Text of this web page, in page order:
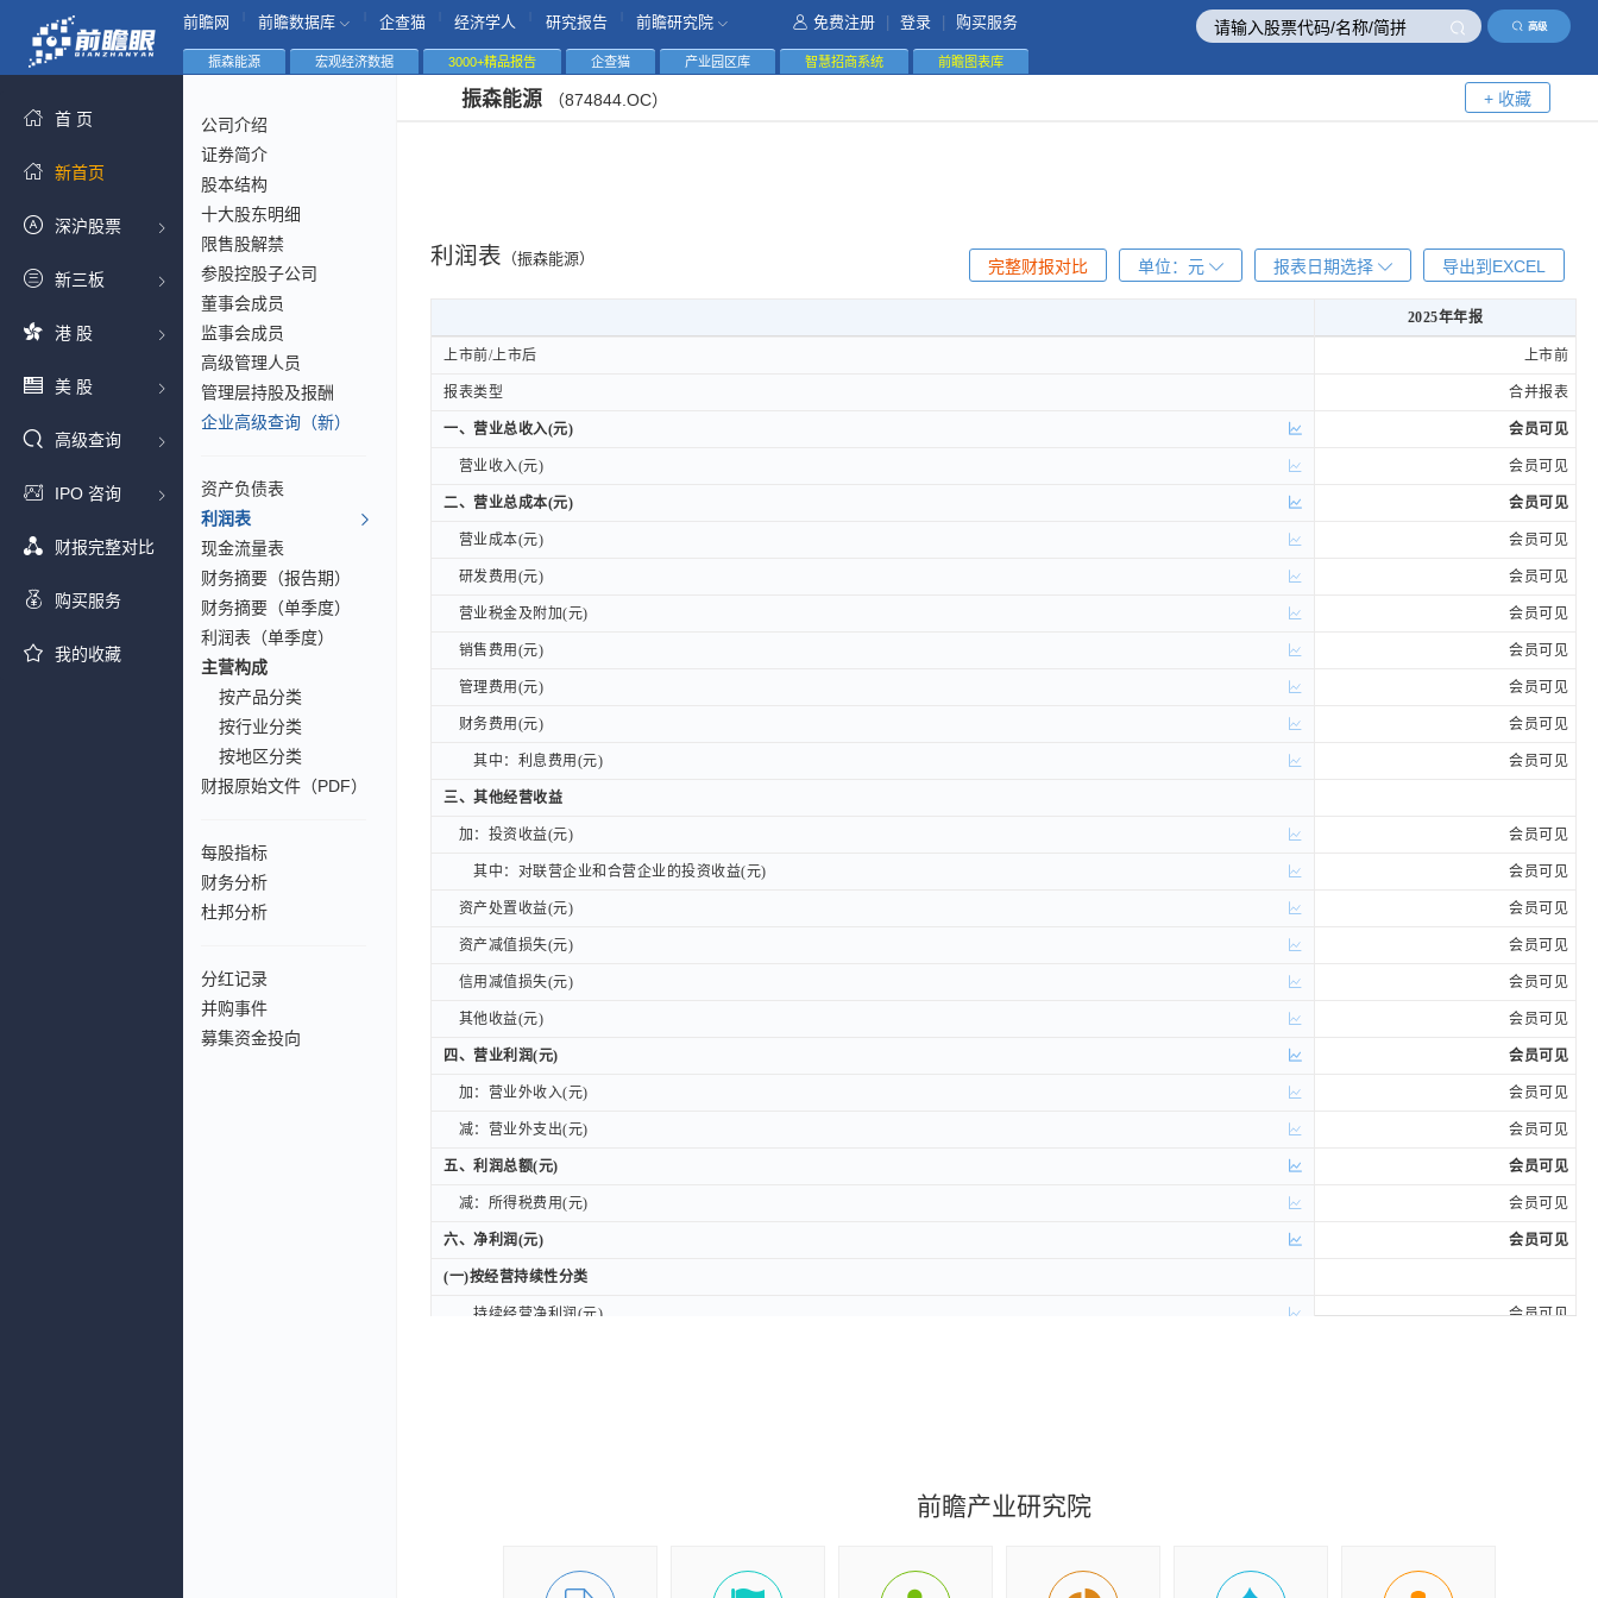
高级
前瞻网 前瞻数据库 企查猫 经济学人 研究报告 前瞻研究院 免费注册 登录 购买服务
首 页
新首页
深沪股票
新三板
港 股
美 股
高级查询
IPO 咨询
财报完整对比
购买服务
我的收藏
振森能源 宏观经济数据 3000+精品报告 企查猫 产业园区库 智慧招商系统 前瞻图表库
公司介绍
证券简介
股本结构
十大股东明细
限售股解禁
参股控股子公司
董事会成员
监事会成员
高级管理人员
管理层持股及报酬
企业高级查询（新）
资产负债表
利润表
现金流量表
财务摘要（报告期）
财务摘要（单季度）
利润表（单季度）
主营构成
按产品分类
按行业分类
按地区分类
财报原始文件（PDF）
每股指标
财务分析
杜邦分析
分红记录
并购事件
募集资金投向
振森能源 （874844.OC） + 收藏
利润表 （振森能源） 导出到EXCEL
报表日期选择
单位： 元
完整财报对比
2025年年报
上市前/上市后 上市前
报表类型 合并报表
一、营业总收入(元) 会员可见
营业收入(元) 会员可见
二、营业总成本(元) 会员可见
营业成本(元) 会员可见
研发费用(元) 会员可见
营业税金及附加(元) 会员可见
销售费用(元) 会员可见
管理费用(元) 会员可见
财务费用(元) 会员可见
其中：利息费用(元) 会员可见
三、其他经营收益
加：投资收益(元) 会员可见
其中：对联营企业和合营企业的投资收益(元) 会员可见
资产处置收益(元) 会员可见
资产减值损失(元) 会员可见
信用减值损失(元) 会员可见
其他收益(元) 会员可见
四、营业利润(元) 会员可见
加：营业外收入(元) 会员可见
减：营业外支出(元) 会员可见
五、利润总额(元) 会员可见
减：所得税费用(元) 会员可见
六、净利润(元) 会员可见
(一)按经营持续性分类
持续经营净利润(元) 会员可见
二、稀释每股收益(元)
上市前/上市后
报表类型
一、营业总收入(元)
营业收入(元)
二、营业总成本(元)
营业成本(元)
研发费用(元)
营业税金及附加(元)
销售费用(元)
管理费用(元)
财务费用(元)
其中：利息费用(元)
三、其他经营收益
加：投资收益(元)
其中：对联营企业和合营企业的投资收益(元)
资产处置收益(元)
资产减值损失(元)
信用减值损失(元)
其他收益(元)
四、营业利润(元)
加：营业外收入(元)
减：营业外支出(元)
五、利润总额(元)
减：所得税费用(元)
六、净利润(元)
(一)按经营持续性分类
持续经营净利润(元)
二、稀释每股收益(元)
前瞻产业研究院